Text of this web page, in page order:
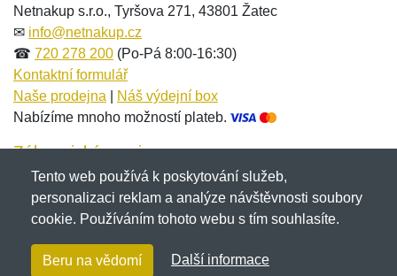
Netnakup s.r.o., Tyršova 271, 43801 Žatec
✉ info@netnakup.cz
☎ 720 278 200 (Po-Pá 8:00-16:30)
Kontaktní formulář
Naše prodejna
Náš výdejní box
Nabízíme mnoho možností plateb.
Zákaznický servis
Novinky emailem
Copyright © 2007-2026 (19 let s vámi)Netnakup.cz
Tento web používá k poskytování služeb,
personalizaci reklam a analýze návštěvnosti soubory
cookie. Používáním tohoto webu s tím souhlasíte.
Beru na vědomí Další informace